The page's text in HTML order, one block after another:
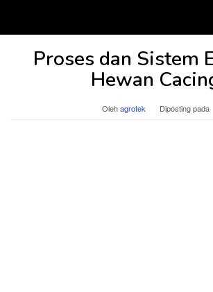
Proses dan Sistem
Hewan
Olehagrotek Diposting pada